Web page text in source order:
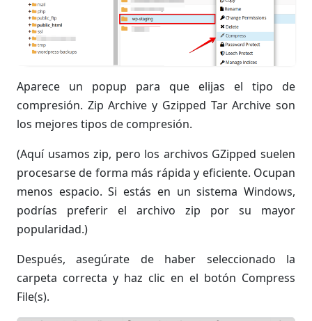
Aparece un popup para que elijas el tipo de
compresión. Zip Archive y Gzipped Tar Archive son
los mejores tipos de compresión.
(Aquí usamos zip, pero los archivos GZipped suelen
procesarse de forma más rápida y eficiente. Ocupan
menos espacio. Si estás en un sistema Windows,
podrías preferir el archivo zip por su mayor
popularidad.)
Después, asegúrate de haber seleccionado la
carpeta correcta y haz clic en el botón Compress
File(s).